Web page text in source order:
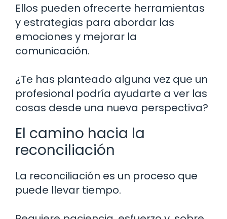
Ellos pueden ofrecerte herramientas
y estrategias para abordar las
emociones y mejorar la
comunicación.
¿Te has planteado alguna vez que un
profesional podría ayudarte a ver las
cosas desde una nueva perspectiva?
El camino hacia la
reconciliación
La reconciliación es un proceso que
puede llevar tiempo.